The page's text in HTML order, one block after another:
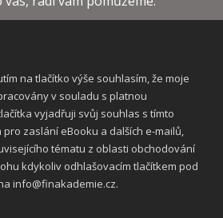
na tlačítko výše souhlasím, že moje
v souladu s platnou
vyjadřuji svůj souhlas s tímto
zaslání eBooku a dalších e-mailů,
tématu z oblasti obchodování
kdykoliv odhlašovacím tlačítkem pod
info@finakademie.cz.